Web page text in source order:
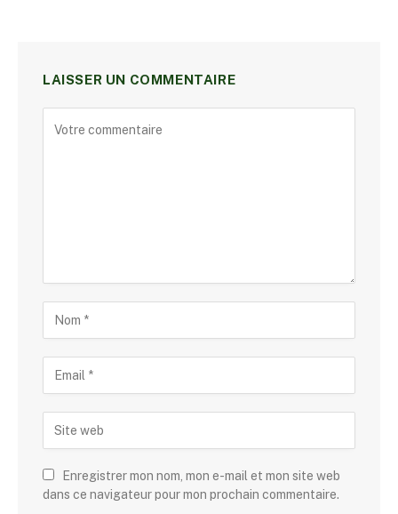
LAISSER UN COMMENTAIRE
Enregistrer mon nom, mon e-mail et mon site web
dans ce navigateur pour mon prochain commentaire.